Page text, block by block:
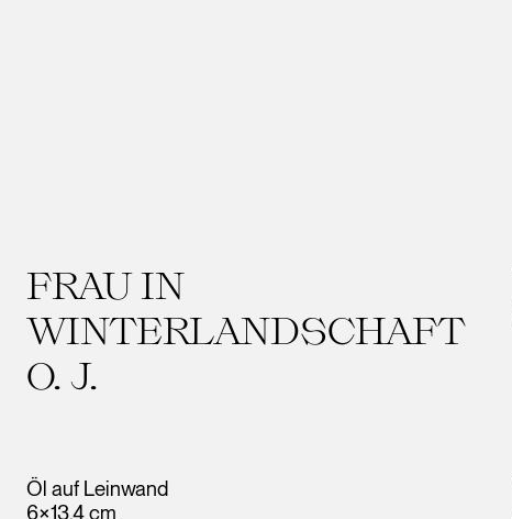
FRAU IN
WINTERLANDSCHAFT
O. J.
Öl auf Leinwand
6×13,4 cm